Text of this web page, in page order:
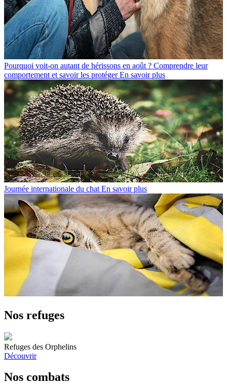
Pourquoi voit-on autant de hérissons en août ? Comprendre leur
comportement et savoir les protégerEn savoir plus
Journée internationale du chat En savoir plus
Nos refuges
Refuges des Orphelins
Découvrir
Nos combats